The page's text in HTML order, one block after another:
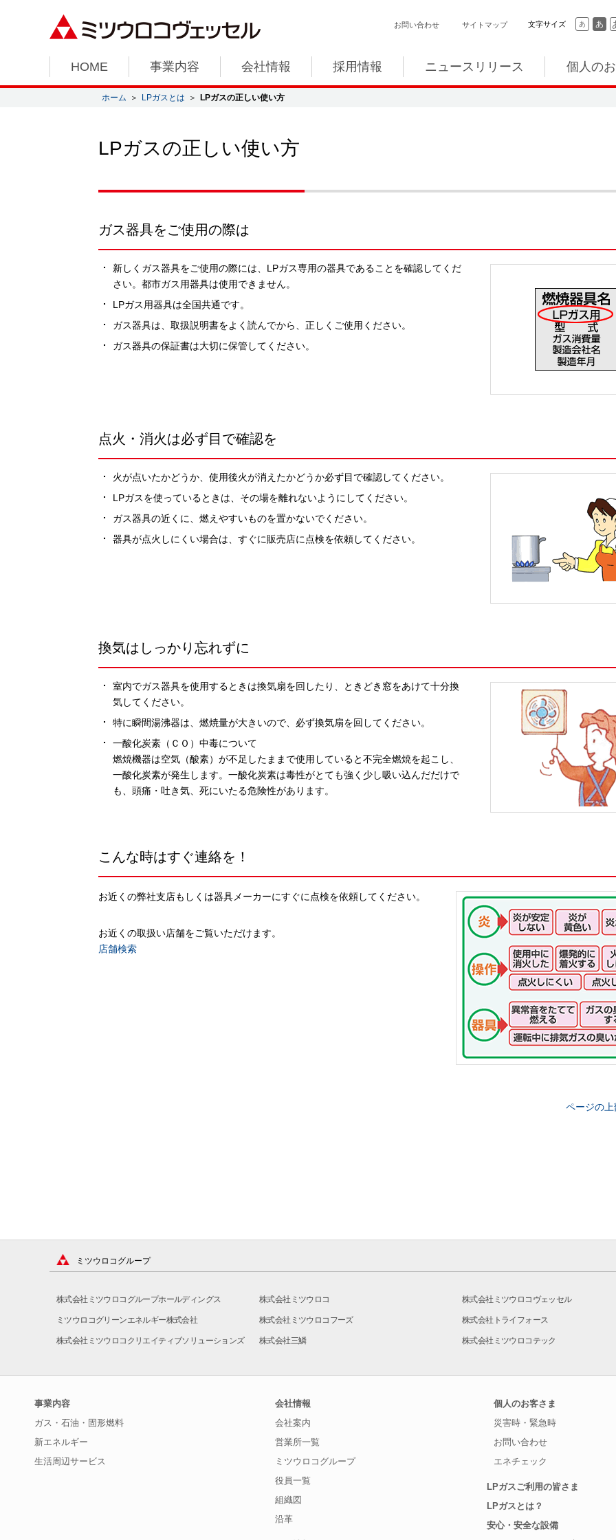
文字サイズ あ あ
お問い合わせ サイトマップ
HOME 事業内容 会社情報 採用情報 ニュースリリース 個人の
ホーム ＞ LPガスとは ＞ LPガスの正しい使い方
LPガスの正しい使い方
ガス器具をご使用の際は
新しくガス器具をご使用の際には、LPガス専用の器具であることを確認してくだ
さい。都市ガス用器具は使用できません。
LPガス用器具は全国共通です。
ガス器具は、取扱説明書をよく読んでから、正しくご使用ください。
ガス器具の保証書は大切に保管してください。
点火・消火は必ず目で確認を
火が点いたかどうか、使用後火が消えたかどうか必ず目で確認してください。
LPガスを使っているときは、その場を離れないようにしてください。
ガス器具の近くに、燃えやすいものを置かないでください。
器具が点火しにくい場合は、すぐに販売店に点検を依頼してください。
換気はしっかり忘れずに
室内でガス器具を使用するときは換気扇を回したり、ときどき窓をあけて十分換
気してください。
特に瞬間湯沸器は、燃焼量が大きいので、必ず換気扇を回してください。
一酸化炭素（ＣＯ）中毒について
燃焼機器は空気（酸素）が不足したままで使用していると不完全燃焼を起こし、
一酸化炭素が発生します。一酸化炭素は毒性がとても強く少し吸い込んだだけで
も、頭痛・吐き気、死にいたる危険性があります。
こんな時はすぐ連絡を！
お近くの弊社支店もしくは器具メーカーにすぐに点検を依頼してください。
お近くの取扱い店舗をご覧いただけます。
店舗検索
ページの
ミツウロコグループ
株式会社ミツウロコグループホールディングス 株式会社ミツウロコ 株式会社ミツウロコヴェッセル
ミツウロコグリーンエネルギー株式会社 株式会社ミツウロコフーズ 株式会社トライフォース
株式会社ミツウロコクリエイティブソリューションズ 株式会社三鱗 株式会社ミツウロコテック
事業内容
ガス・石油・固形燃料
新エネルギー
生活周辺サービス
会社情報
会社案内
営業所一覧
ミツウロコグループ
役員一覧
組織図
沿革
個人のお客さま
災害時・緊急時
お問い合わせ
エネチェック
LPガスご利用の皆さま
LPガスとは？
安心・安全な設備